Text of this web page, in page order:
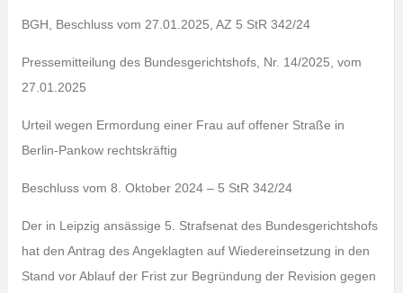
BGH, Beschluss vom 27.01.2025, AZ 5 StR 342/24
Pressemitteilung des Bundesgerichtshofs, Nr. 14/2025, vom
27.01.2025
Urteil wegen Ermordung einer Frau auf offener Straße in
Berlin-Pankow rechtskräftig
Beschluss vom 8. Oktober 2024 – 5 StR 342/24
Der in Leipzig ansässige 5. Strafsenat des Bundesgerichtshofs
hat den Antrag des Angeklagten auf Wiedereinsetzung in den
Stand vor Ablauf der Frist zur Begründung der Revision gegen